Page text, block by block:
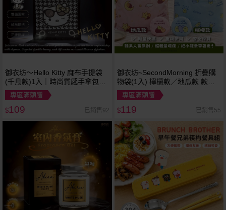
御衣坊～Hello Kitty 麻布手提袋
(千鳥款)1入｜時尚質感手拿包／
氣質手提袋
專區滿額贈
$109 已銷售92
御衣坊~SecondMorning 折疊購
物袋(1入) 檸檬款／地瓜款 款式
可選
專區滿額贈
$119 已銷售55